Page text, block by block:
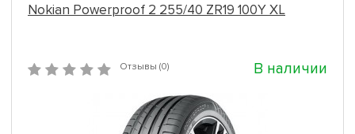
Nokian Powerproof 2 255/40 ZR19 100Y XL
Отзывы (0) В наличии